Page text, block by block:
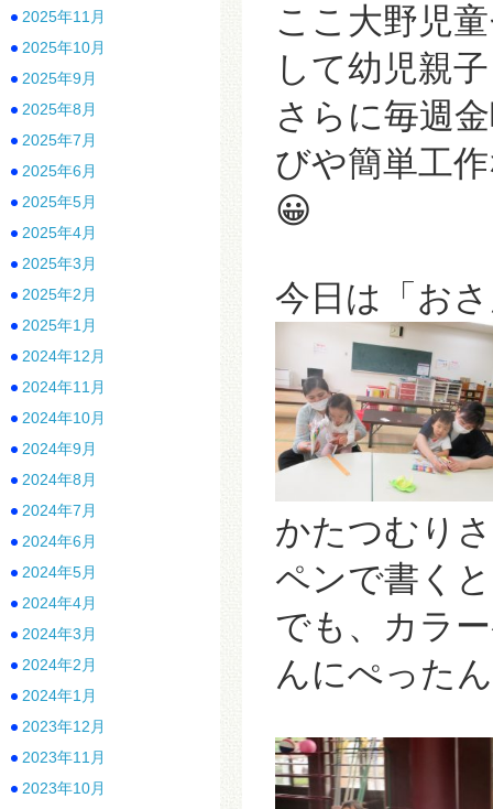
ここ大野児
して幼児親
さらに毎週
びや簡単工
😀
今日は「お
かたつむり
ペンで書く
でも、カラ
んにぺった
2025年11月
2025年10月
2025年9月
2025年8月
2025年7月
2025年6月
2025年5月
2025年4月
2025年3月
2025年2月
2025年1月
2024年12月
2024年11月
2024年10月
2024年9月
2024年8月
2024年7月
2024年6月
2024年5月
2024年4月
2024年3月
2024年2月
2024年1月
2023年12月
2023年11月
2023年10月